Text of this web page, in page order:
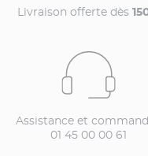
Livraison offerte dès
Assistance et
01 45 00 00 61